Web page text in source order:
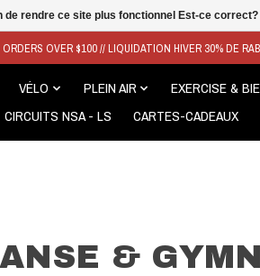
OVER $100 // LIQUIDATION HIVER 30% DE
VÉLO PLEIN AIR EXERCISE &
CIRCUITS NSA - LS
CARTES-CADEAUX
&
de rendre ce site plus fonctionnel Est-ce correct?